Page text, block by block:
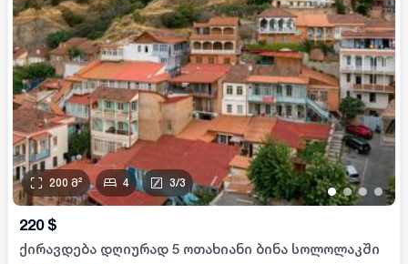
••• •
200 მ² 4 3/3
220 $
ქირავდება დღიურად 5 ოთახიანი ბინა სოლოლაკში